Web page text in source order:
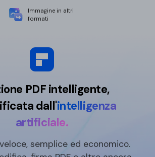
Immagine in altri
formati
PDF intelligente,
dall'intelligenza
artificiale.
semplice ed economico.